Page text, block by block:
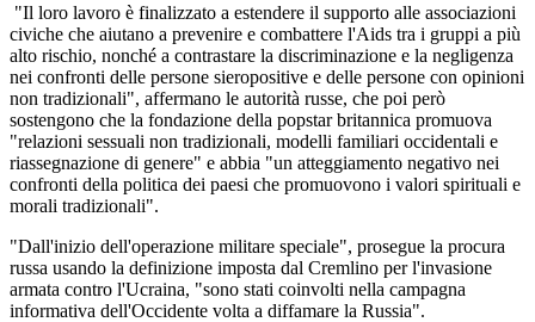
"Il loro lavoro è finalizzato a estendere il supporto alle associazioni
civiche che aiutano a prevenire e combattere l'Aids tra i gruppi a più
alto rischio, nonché a contrastare la discriminazione e la negligenza
nei confronti delle persone sieropositive e delle persone con opinioni
non tradizionali", affermano le autorità russe, che poi però
sostengono che la fondazione della popstar britannica promuova
"relazioni sessuali non tradizionali, modelli familiari occidentali e
riassegnazione di genere" e abbia "un atteggiamento negativo nei
confronti della politica dei paesi che promuovono i valori spirituali e
morali tradizionali".
"Dall'inizio dell'operazione militare speciale", prosegue la procura
russa usando la definizione imposta dal Cremlino per l'invasione
armata contro l'Ucraina, "sono stati coinvolti nella campagna
informativa dell'Occidente volta a diffamare la Russia".